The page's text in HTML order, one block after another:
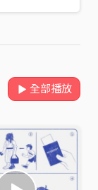
全部播放